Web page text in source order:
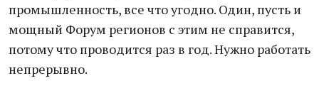
промышленность, все что угодно. Один, пусть и
мощный Форум регионов с этим не справится,
потому что проводится раз в год. Нужно работать
непрерывно.